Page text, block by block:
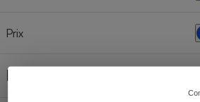
Prix
Kit de recyclage